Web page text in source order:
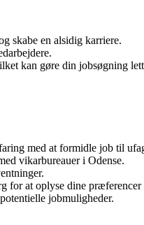
skabe en alsidig karriere.
kan gøre din jobsøgning
med at formidle job til
vikarbureauer i Odense.
for at oplyse dine
jobmuligheder.